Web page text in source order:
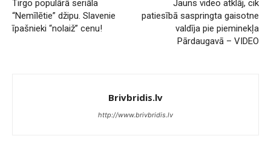
Tirgo populārā seriāla
“Nemīlētie” džipu. Slavenie
īpašnieki “nolaiž” cenu!
Jauns video atklāj, cik
patiesībā saspringta gaisotne
valdīja pie pieminekļa
Pārdaugavā – VIDEO
Brivbridis.lv
http://www.brivbridis.lv